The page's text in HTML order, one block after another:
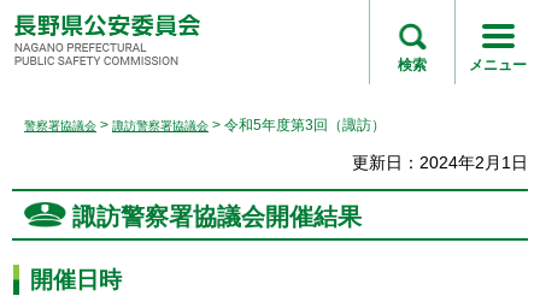
長野県公安委員会
NAGANO
COMMISSION
検索 メニュー
警察署協議会 > 諏訪警察署協議会 > 令和5年度第3回（諏訪）
更新日：2024年2月1日
諏訪警察署協議会開催結果
開催日時